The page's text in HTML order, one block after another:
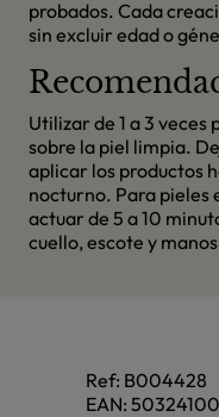
probados. Cada
sin excluir edad o
Utilizar de 1 a 3
sobre la piel limpia.
aplicar los productos
nocturno. Para pieles
actuar de 5 a 10
cuello, escote y
Ref: B004428
EAN: